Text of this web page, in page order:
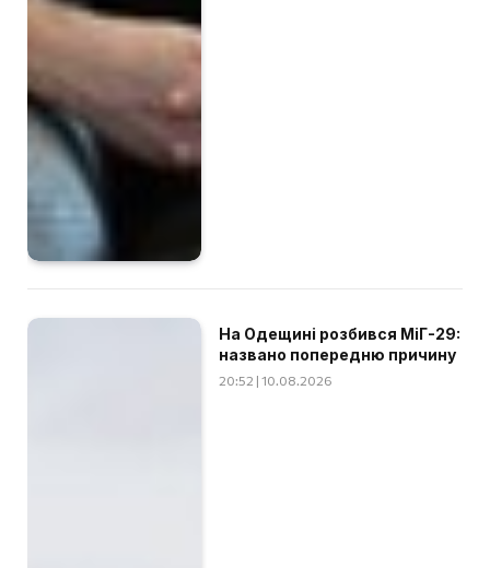
На Одещині розбився МіГ-29:
названо попередню причину
20:52 | 10.08.2026